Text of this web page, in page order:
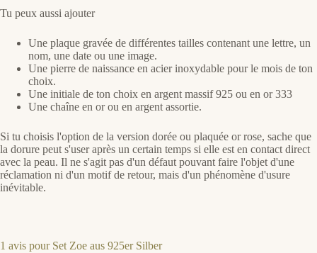
Tu peux aussi ajouter
Une plaque gravée de différentes tailles contenant une lettre, un
nom, une date ou une image.
Une pierre de naissance en acier inoxydable pour le mois de ton
choix.
Une initiale de ton choix en argent massif 925 ou en or 333
Une chaîne en or ou en argent assortie.
Si tu choisis l'option de la version dorée ou plaquée or rose, sache que
la dorure peut s'user après un certain temps si elle est en contact direct
avec la peau. Il ne s'agit pas d'un défaut pouvant faire l'objet d'une
réclamation ni d'un motif de retour, mais d'un phénomène d'usure
inévitable.
1 avis pour Set Zoe aus 925er Silber